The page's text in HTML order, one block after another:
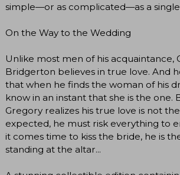
simple—or as complicated—as a
On the Way to the Wedding
Unlike most men of his acquaintance,
Bridgerton believes in true love. And
that when he finds the woman of his
know in an instant that she is the one.
Gregory realizes his true love is not
expected, he must risk everything to
it comes time to kiss the bride, he is
standing at the altar...